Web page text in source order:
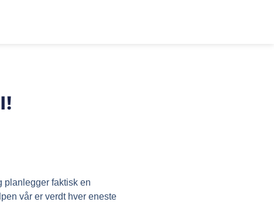
planlegger faktisk en
vår er verdt hver eneste